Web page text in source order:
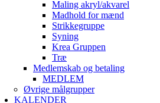
Maling akryl/akvarel
Madhold for mænd
Strikkegruppe
Syning
Krea Gruppen
Træ
Medlemskab og betaling
MEDLEM
Øvrige målgrupper
KALENDER